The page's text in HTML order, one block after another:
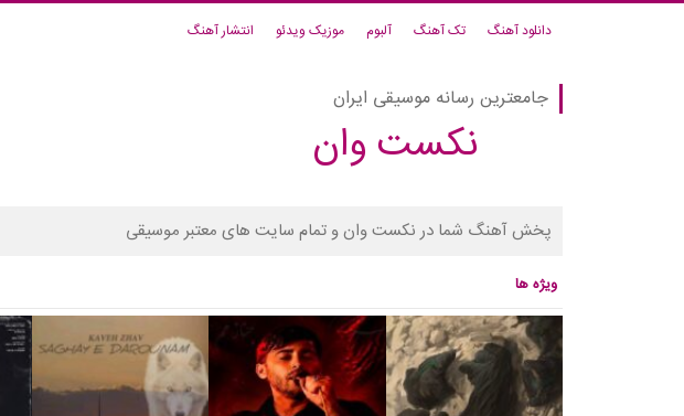
دانلود آهنگ تک آهنگ آلبوم موزیک ویدئو انتشار آهنگ
جامعترین رسانه موسیقی ایران
نکست وان
پخش آهنگ شما در نکست وان و تمام سایت های معتبر موسیقی
ویژه ها